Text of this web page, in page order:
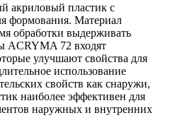
акриловый пластик с
формования. Материал
обработки выдерживать
ACRYMA 72 входят
улучшают свойства для
использование
свойств как снаружи,
наиболее эффективен для
наружных и внутренних